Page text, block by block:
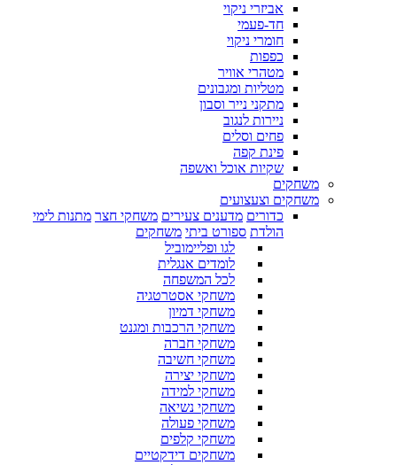
אביזרי ניקוי
חד-פעמי
חומרי ניקוי
כפפות
מטהרי אוויר
מטליות ומגבונים
מתקני נייר וסבון
ניירות לנגוב
פחים וסלים
פינת קפה
שקיות אוכל ואשפה
משחקים
משחקים וצעצועים
כדורים מדענים צעירים משחקי חצר מתנות לימי
הולדת ספורט ביתי משחקים
לגו ופליימוביל
לומדים אנגלית
לכל המשפחה
משחקי אסטרטגיה
משחקי דמיון
משחקי הרכבות ומגנט
משחקי חברה
משחקי חשיבה
משחקי יצירה
משחקי למידה
משחקי נשיאה
משחקי פעולה
משחקי קלפים
משחקים דידקטיים